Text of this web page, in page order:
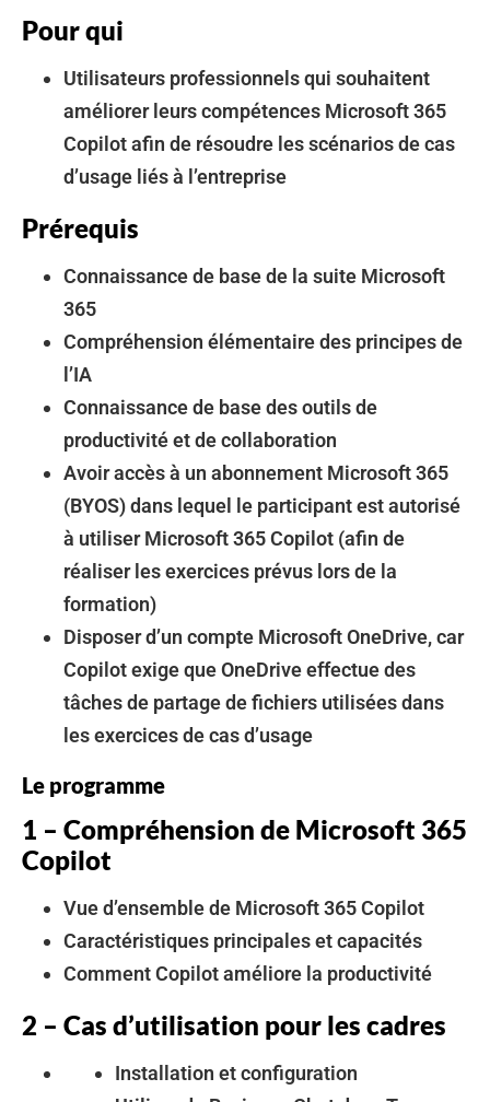
Pour qui
Utilisateurs professionnels qui souhaitent
améliorer leurs compétences Microsoft 365
Copilot afin de résoudre les scénarios de cas
d’usage liés à l’entreprise
Prérequis
Connaissance de base de la suite Microsoft
365
Compréhension élémentaire des principes de
l’IA
Connaissance de base des outils de
productivité et de collaboration
Avoir accès à un abonnement Microsoft 365
(BYOS) dans lequel le participant est autorisé
à utiliser Microsoft 365 Copilot (afin de
réaliser les exercices prévus lors de la
formation)
Disposer d’un compte Microsoft OneDrive, car
Copilot exige que OneDrive effectue des
tâches de partage de fichiers utilisées dans
les exercices de cas d’usage
Le programme
1 – Compréhension de Microsoft 365
Copilot
Vue d’ensemble de Microsoft 365 Copilot
Caractéristiques principales et capacités
Comment Copilot améliore la productivité
2 – Cas d’utilisation pour les cadres
Installation et configuration